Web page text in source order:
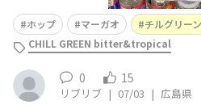
ホップ マーガオ チルグリーン
CHILL GREEN bitter&tropical
0 15
リブリブ | 07/03 | 広島県